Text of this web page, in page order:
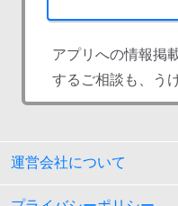
アプリへの情報掲
するご相談も、う
運営会社について